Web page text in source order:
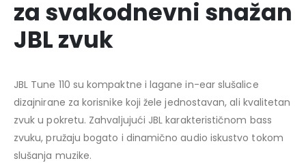
za svakodnevni snažan
JBL zvuk
JBL Tune 110 su kompaktne i lagane in-ear slušalice
dizajnirane za korisnike koji žele jednostavan, ali kvalitetan
zvuk u pokretu. Zahvaljujući JBL karakterističnom bass
zvuku, pružaju bogato i dinamično audio iskustvo tokom
slušanja muzike.